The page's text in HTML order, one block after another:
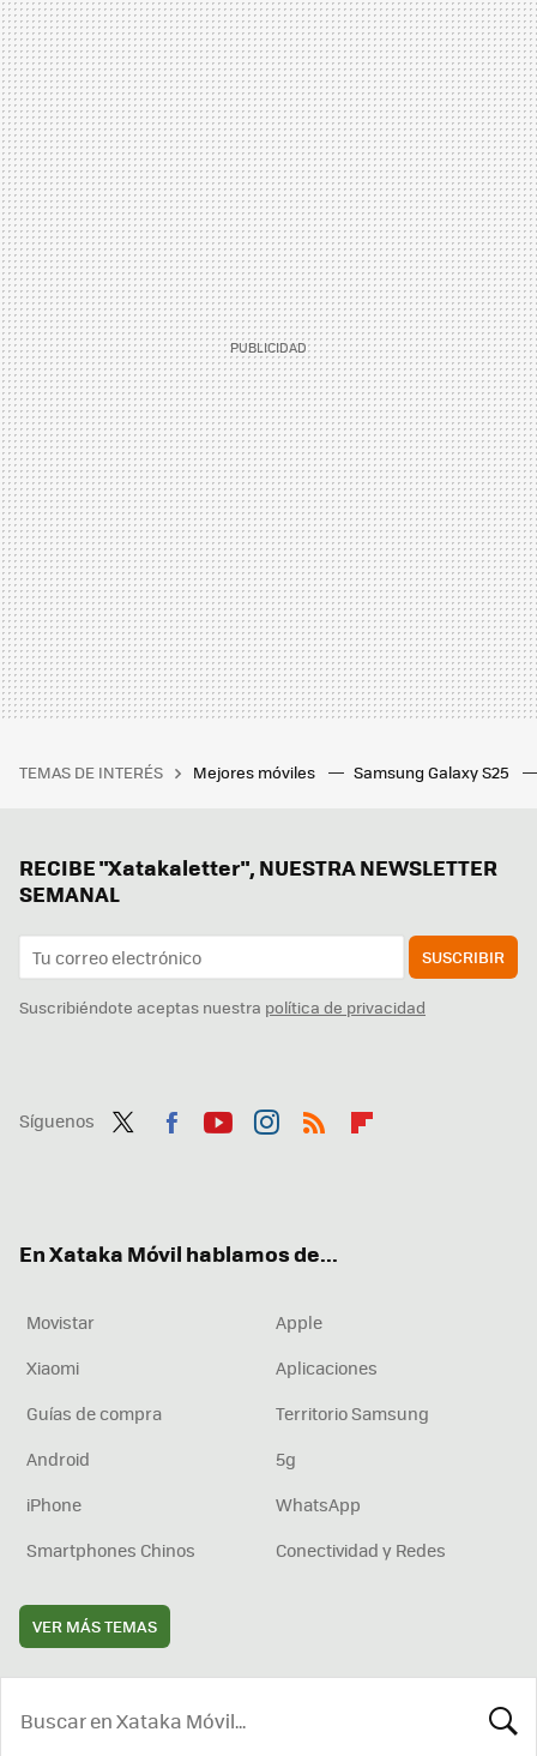
TEMAS DE INTERÉS Mejores móviles Samsung Galaxy S25
RECIBE "Xatakaletter", NUESTRA NEWSLETTER
SEMANAL
SUSCRIBIR
Suscribiéndote aceptas nuestra política de privacidad
Síguenos
En Xataka Móvil hablamos de...
Movistar
Apple
Xiaomi
Aplicaciones
Guías de compra
Territorio Samsung
Android
5g
iPhone
WhatsApp
Smartphones Chinos
Conectividad y Redes
VER MÁS TEMAS